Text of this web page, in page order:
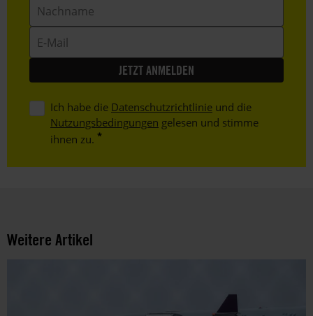
Mail
Ich habe die Datenschutzrichtlinie und die
Nutzungsbedingungen gelesen und stimme
ihnen zu.
Weitere Artikel